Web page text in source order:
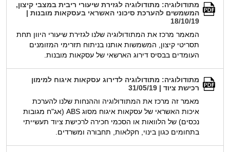
מתודולוגיה: מתודולוגיה לגזירת שיעורי ריבית במצבי קיצון,
המשמשים להערכת סיכוני האשראי בעסקאות מובנות |
18/10/19
המאמר מרכז את המתודולוגיה שלנו לגזירת שיעורי היוון תחת
תסריטי קיצון, המשמשות אותנו בניתוח תזרימי המזומנים
העומדים בבסיס דירוג הארשאי של עסקאות מובנות.
מתודולוגיה: מתודולוגיה לדירוג עסקאות איגוח למימון
רכישת ציוד | 31/05/19
מאמר זה מרכז את המתודולוגיה וההנחות שלנו להערכת
איכות האשראי של עסקאות איגוח מסוג ABS (אג"ח מגובות
נכסים) של הלוואות או הסכמי חכירה לרכישת ציוד תעשייתי
בתחומים כגון בינוי, חקלאות, תחבורה ומשרדים.